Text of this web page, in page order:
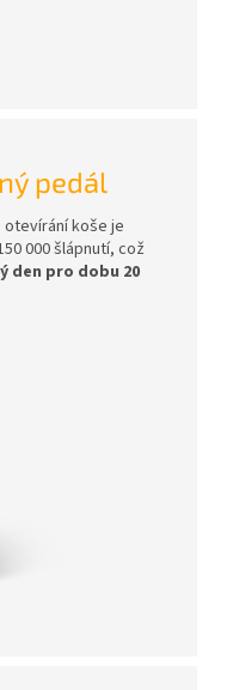
pedál
otevírání koše je
000 šlápnutí, což
den pro dobu 20